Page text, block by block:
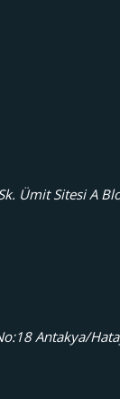
Ümit Sitesi A
Antakya/